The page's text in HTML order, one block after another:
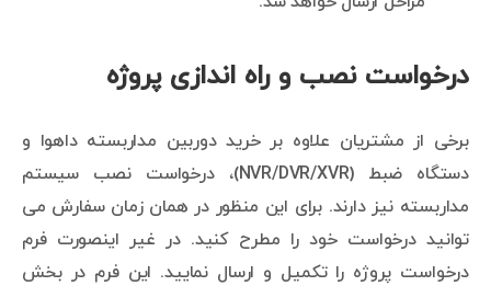
درخواست نصب و راه اندازی پروژه
برخی از مشتریان علاوه بر خرید دوربین مداربسته داهوا و
دستگاه ضبط (NVR/DVR/XVR)، درخواست نصب سیستم
مداربسته نیز دارند. برای این منظور در همان زمان سفارش می
توانید درخواست خود را مطرح کنید. در غیر اینصورت فرم
درخواست پروژه را تکمیل و ارسال نمایید. این فرم در بخش